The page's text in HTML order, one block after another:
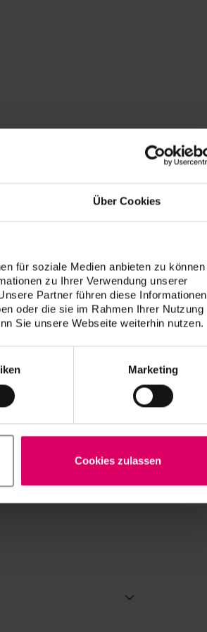
Über Cookies
für soziale Medien anbieten zu können
zu Ihrer Verwendung unserer
Partner führen diese Informationen
oder die sie im Rahmen Ihrer Nutzung
Sie unsere Webseite weiterhin nutzen.
Marketing
Cookies zulassen
CAM:
sistemi CAD/CAM
circolare).
può variare per
forniti dai